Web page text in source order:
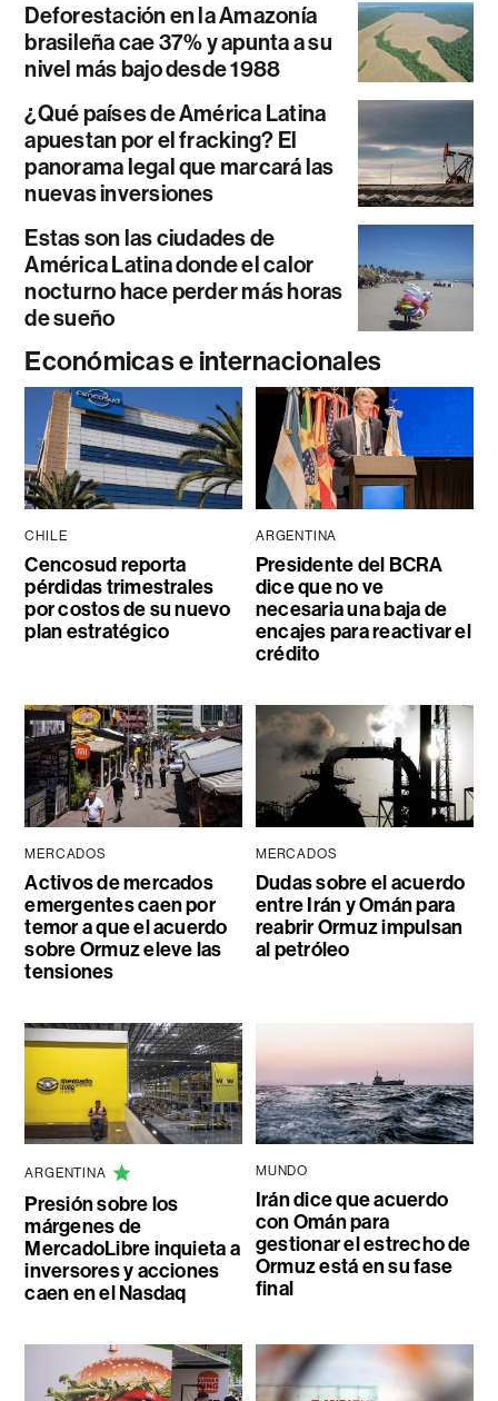
Deforestación en la Amazonía
brasileña cae 37% y apunta a su
nivel más bajo desde 1988
¿Qué países de América Latina
apuestan por el fracking? El
panorama legal que marcará las
nuevas inversiones
Estas son las ciudades de
América Latina donde el calor
nocturno hace perder más horas
de sueño
Económicas e internacionales
CHILE
Cencosud reporta
pérdidas trimestrales
por costos de su nuevo
plan estratégico
ARGENTINA
Presidente del BCRA
dice que no ve
necesaria una baja de
encajes para reactivar el
crédito
MERCADOS
Activos de mercados
emergentes caen por
temor a que el acuerdo
sobre Ormuz eleve las
tensiones
MERCADOS
Dudas sobre el acuerdo
entre Irán y Omán para
reabrir Ormuz impulsan
al petróleo
ARGENTINA
Presión sobre los
márgenes de
MercadoLibre inquieta a
inversores y acciones
caen en el Nasdaq
MUNDO
Irán dice que acuerdo
con Omán para
gestionar el estrecho de
Ormuz está en su fase
final